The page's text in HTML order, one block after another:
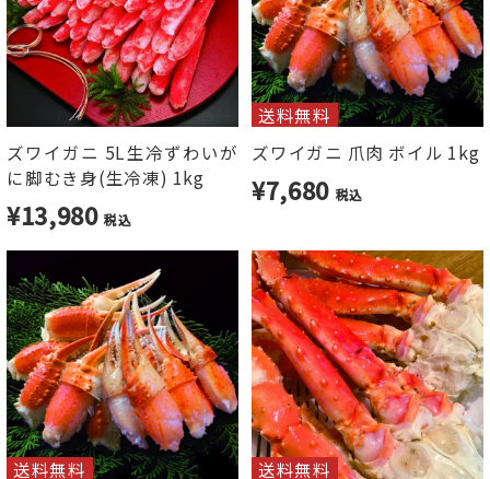
ズワイガニ 5L生冷ずわいが
に脚むき身(生冷凍) 1kg
¥13,980税込
送料無料
ズワイガニ 爪肉 ボイル 1kg
¥7,680 税込
送料無料
送料無料